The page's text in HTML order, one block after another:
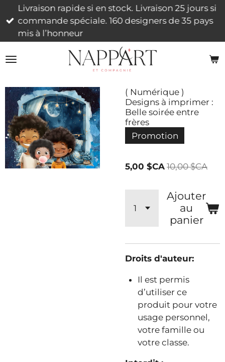
Passer
au
contenu
Livraison rapide si en stock. Livraison 25 jours si
commande spéciale. 160 designers de 35 pays
mis à l’honneur
( Numérique )
Designs à imprimer :
Belle soirée entre
frères
Promotion
5,00 $CA 10,00 $CA
Ajouter
au
panier
Droits d'auteur:
Il est permis
d’utiliser ce
produit pour votre
usage personnel,
votre famille ou
votre classe.